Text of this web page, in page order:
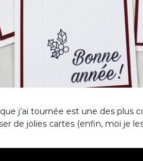
que j’ai tournée est une des
de jolies cartes (enfin, moi je